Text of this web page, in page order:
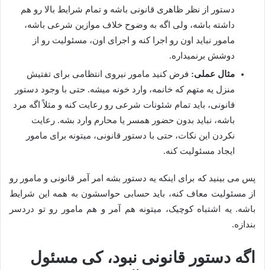
دستور از نظر ظاهری قانونی باشه و تمام شرایط بالا رو هم
داشته باشه، ولی اگه به وضوح خلاف موازین شرعی باشه،
مامور نباید اون رو اجرا کنه و اجرای اون، مسئولیت رو از
دوشش برنمیداره.
مثال عملی: فرض کنید مامور نیروی انتظامی برای تفتیش
منزل یه متهم که خانمه، وارد خونه میشه. حتی با وجود دستور
قانونی، باید تمام شئونات شرعی رو رعایت کنه و مثلاً اگه مرد
باشه، نباید بدون حضور همسر یا محارم وارد بشه. رعایت
نکردن این نکات، حتی با دستور قانونی، میتونه برای مامور
ایجاد مسئولیت کنه.
پس می بینید که برای اینکه یه دستور بشه امر آمر قانونی و مامور رو
از مسئولیت معاف کنه، باید حسابی حواسشون به همه این شرایط
باشه. یه اشتباه کوچیک، میتونه هم آمر و هم مامور رو تو دردسر
بندازه.
اگه دستور قانونی نبود، کی مسئول